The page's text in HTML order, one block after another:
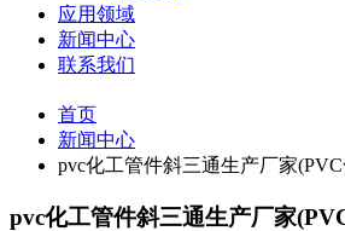
应用领域
新闻中心
联系我们
首页
新闻中心
pvc化工管件斜三通生产厂家
pvc化工管件斜三通生产厂家